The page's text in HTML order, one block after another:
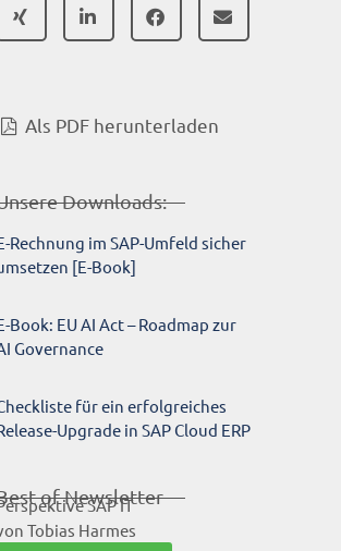
Als PDF herunterladen
Downloads:
Rechnung im SAP-Umfeld sicher
[E-Book]
Book: EU AI Act – Roadmap zur
Governance
für ein erfolgreiches
Upgrade in SAP Cloud ERP
of-Newsletter
SAP IT
Tobias Harmes